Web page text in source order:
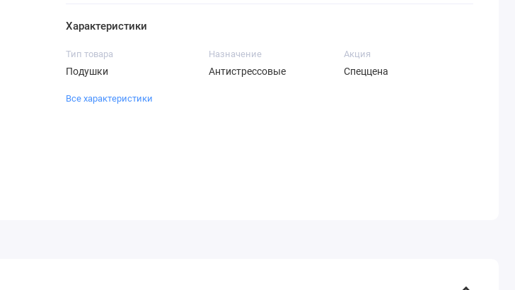
Характеристики
Тип товара
Подушки
Назначение
Антистрессовые
Акция
Спеццена
Все характеристики